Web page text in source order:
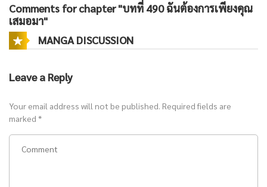
Comments for chapter "บทที่ 490 ฉันต้องการเพียงคุณ
เสมอมา"
MANGA DISCUSSION
Leave a Reply
Your email address will not be published. Required fields are
marked *